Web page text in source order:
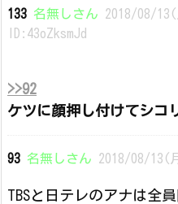
133 名無しさん 2018/08/
ID:43oZksmJd
>>92
ケツに顔押し付けてシコ
93 名無しさん 2018/08/13(
TBSと日テレのアナは全